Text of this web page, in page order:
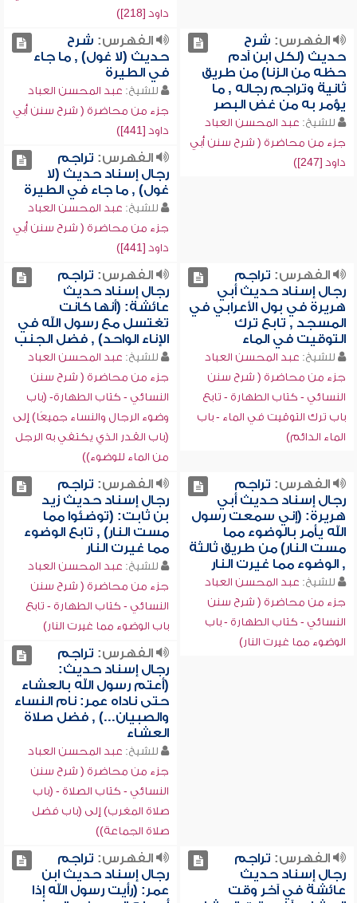
داود [218])
الفهرس: شرح
حديث (لكل ابن آدم
حظه من الزنا) من طريق
ثانية وتراجم رجاله , ما
يؤمر به من غض البصر
للشيخ: عبد المحسن العباد
جزء من محاضرة ( شرح سنن أبي
داود [247])
الفهرس: شرح
حديث (لا غول) , ما جاء
في الطيرة
للشيخ: عبد المحسن العباد
جزء من محاضرة ( شرح سنن أبي
داود [441])
الفهرس: تراجم
رجال إسناد حديث (لا
غول) , ما جاء في الطيرة
للشيخ: عبد المحسن العباد
جزء من محاضرة ( شرح سنن أبي
داود [441])
الفهرس: تراجم
رجال إسناد حديث أبي
هريرة في بول الأعرابي في
المسجد , تابع ترك
التوقيت في الماء
للشيخ: عبد المحسن العباد
جزء من محاضرة ( شرح سنن
النسائي - كتاب الطهارة - تابع
باب ترك التوقيت في الماء - باب
الماء الدائم)
الفهرس: تراجم
رجال إسناد حديث
عائشة: (أنها كانت
تغتسل مع رسول الله في
الإناء الواحد) , فضل الجنب
للشيخ: عبد المحسن العباد
جزء من محاضرة ( شرح سنن
النسائي - كتاب الطهارة- (باب
وضوء الرجال والنساء جميعًا) إلى
(باب القدر الذي يكتفي به الرجل
من الماء للوضوء))
الفهرس: تراجم
رجال إسناد حديث أبي
هريرة: (إني سمعت رسول
الله يأمر بالوضوء مما
مست النار) من طريق ثالثة
, الوضوء مما غيرت النار
للشيخ: عبد المحسن العباد
جزء من محاضرة ( شرح سنن
النسائي - كتاب الطهارة - باب
الوضوء مما غيرت النار)
الفهرس: تراجم
رجال إسناد حديث زيد
بن ثابت: (توضئوا مما
مست النار) , تابع الوضوء
مما غيرت النار
للشيخ: عبد المحسن العباد
جزء من محاضرة ( شرح سنن
النسائي - كتاب الطهارة - تابع
باب الوضوء مما غيرت النار)
الفهرس: تراجم
رجال إسناد حديث:
(أعتم رسول الله بالعشاء
حتى ناداه عمر: نام النساء
والصبيان...) , فضل صلاة
العشاء
للشيخ: عبد المحسن العباد
جزء من محاضرة ( شرح سنن
النسائي - كتاب الصلاة - (باب
صلاة المغرب) إلى (باب فضل
صلاة الجماعة))
الفهرس: تراجم
رجال إسناد حديث
عائشة في آخر وقت
الفهرس: تراجم
رجال إسناد حديث ابن
عمر: (رأيت رسول الله إذا